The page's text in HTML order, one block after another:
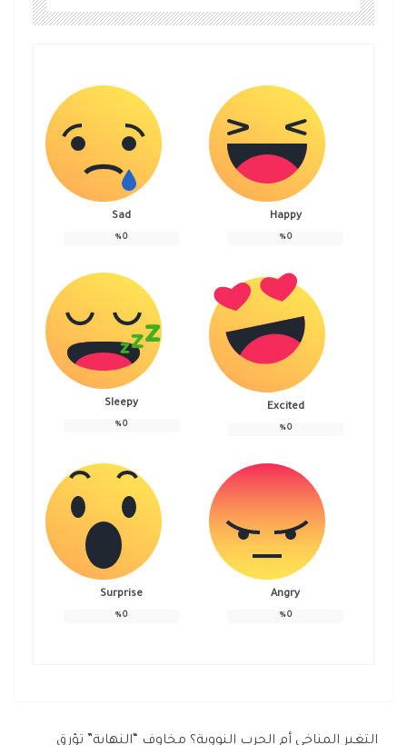
Happy
0
%
Sad
0
%
Excited
0
%
Sleepy
0
%
Angry
0
%
Surprise
0
%
التغير المناخي أم الحرب النووية؟ مخاوف “النهاية” تؤرق